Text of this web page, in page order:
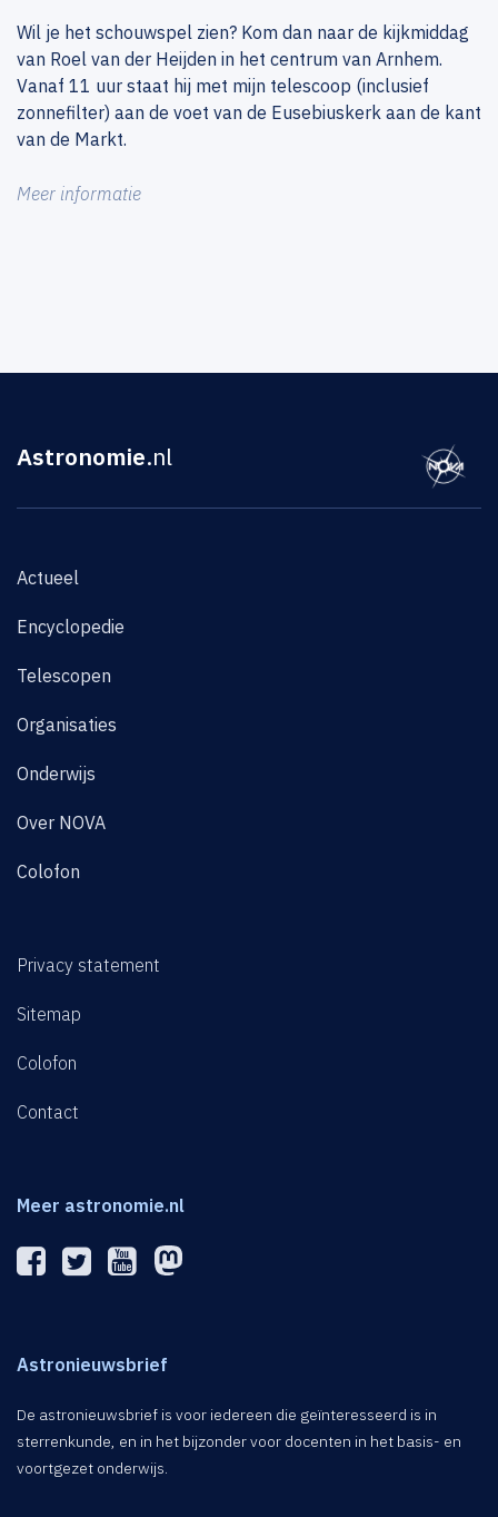
Wil je het schouwspel zien? Kom dan naar de kijkmiddag
van Roel van der Heijden in het centrum van Arnhem.
Vanaf 11 uur staat hij met mijn telescoop (inclusief
zonnefilter) aan de voet van de Eusebiuskerk aan de kant
van de Markt.
Meer informatie
Astronomie.nl
Actueel
Encyclopedie
Telescopen
Organisaties
Onderwijs
Over NOVA
Colofon
Privacy statement
Sitemap
Colofon
Contact
Meer astronomie.nl
Astronieuwsbrief
De astronieuwsbrief is voor iedereen die geïnteresseerd is in
sterrenkunde, en in het bijzonder voor docenten in het basis- en
voortgezet onderwijs.